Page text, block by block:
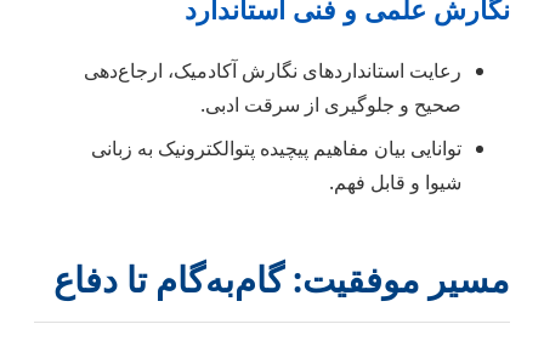
نگارش علمی و فنی استاندارد
رعایت استانداردهای نگارش آکادمیک، ارجاع‌دهی
صحیح و جلوگیری از سرقت ادبی.
توانایی بیان مفاهیم پیچیده پتوالکترونیک به زبانی
شیوا و قابل فهم.
مسیر موفقیت: گام‌به‌گام تا دفاع